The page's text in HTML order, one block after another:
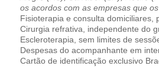
os acordos com as empresas que os
Fisioterapia e consulta domiciliares,
Cirurgia refrativa, independente do
Escleroterapia, sem limites de
Despesas do acompanhante em
Cartão de identificação exclusivo